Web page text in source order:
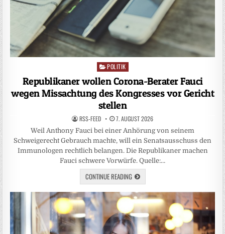
Posted
in
POLITIK
Republikaner wollen Corona-Berater Fauci
wegen Missachtung des Kongresses vor Gericht
stellen
RSS-FEED 7. AUGUST 2026
Weil Anthony Fauci bei einer Anhörung von seinem
Schweigerecht Gebrauch machte, will ein Senatsausschuss den
Immunologen rechtlich belangen. Die Republikaner machen
Fauci schwere Vorwürfe. Quelle:…
CONTINUE READING